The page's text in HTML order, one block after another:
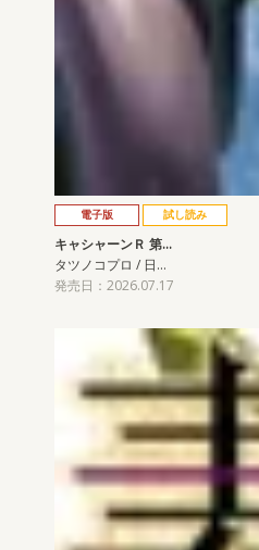
電子版 試し読み
キャシャーンＲ 第…
タツノコプロ / 日…
発売日：2026.07.17